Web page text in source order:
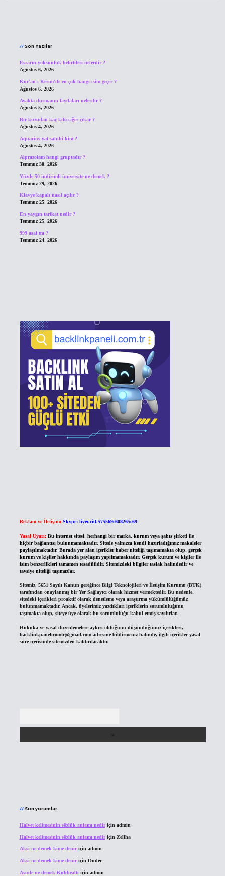
Son Yazılar
Esrarın yoksunluk belirtileri nelerdir ?
Ağustos 6, 2026
Kur’an-ı Kerim’de en çok hangi isim geçer ?
Ağustos 6, 2026
Ayakta durmanın faydaları nelerdir ?
Ağustos 5, 2026
Bir kuzudan kaç kilo ciğer çıkar ?
Ağustos 4, 2026
Aquarius yat sahibi kim ?
Ağustos 4, 2026
Alprazolam hangi gruptadır ?
Temmuz 30, 2026
Yüzde 50 indirimli üniversite ne demek ?
Temmuz 29, 2026
Klavye kapalı nasıl açılır ?
Temmuz 25, 2026
En yaygın tarikat nedir ?
Temmuz 25, 2026
999 asal mı ?
Temmuz 24, 2026
Reklam ve İletişim: Skype: live:.cid.575569c608265c69
Yasal Uyarı: Bu internet sitesi, herhangi bir marka, kurum veya şahıs şirketi ile
hiçbir bağlantısı bulunmamaktadır. Sitede yalnızca kendi hazırladığımız makaleler
paylaşılmaktadır. Burada yer alan içerikler haber niteliği taşımamakta olup, gerçek
kurum ve kişiler hakkında paylaşım yapılmamaktadır. Gerçek kurum ve kişiler ile
isim benzerlikleri tamamen tesadüfidir. Sitemizdeki bilgiler taslak halindedir ve
tavsiye niteliği taşımazlar.
Sitemiz, 5651 Sayılı Kanun gereğince Bilgi Teknolojileri ve İletişim Kurumu (BTK)
tarafından onaylanmış bir Yer Sağlayıcı olarak hizmet vermektedir. Bu nedenle,
sitedeki içerikleri proaktif olarak denetleme veya araştırma yükümlülüğümüz
bulunmamaktadır. Ancak, üyelerimiz yazdıkları içeriklerin sorumluluğunu
taşımakta olup, siteye üye olarak bu sorumluluğu kabul etmiş sayılırlar.
Hukuka ve yasal düzenlemelere aykırı olduğunu düşündüğünüz içerikleri,
backlinkpanelicomtr@gmail.comadresine bildirmeniz halinde, ilgili içerikler yasal
süre içerisinde sitemizden kaldırılacaktır.
Son yorumlar
Halvet kelimesinin sözlük anlamı nediriçin admin
Halvet kelimesinin sözlük anlamı nediriçin Zeliha
Aksi ne demek kime deniriçin admin
Aksi ne demek kime deniriçin Önder
Asude ne demek Kubbealtı için admin